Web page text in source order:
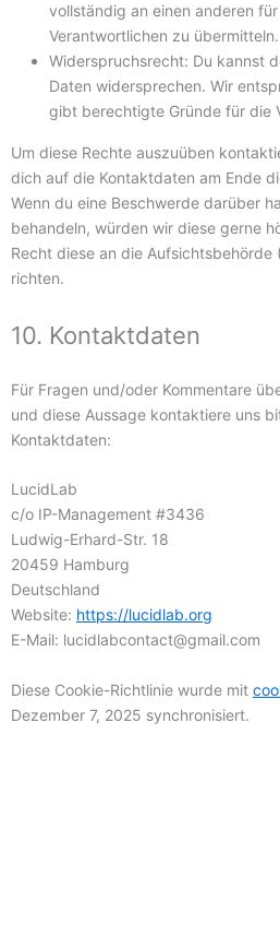
vollständig an einen anderen
Verantwortlichen zu übermitteln.
Widerspruchsrecht: Du kannst
Daten widersprechen. Wir
gibt berechtigte Gründe für die
Um diese Rechte auszuüben
dich auf die Kontaktdaten am Ende
Wenn du eine Beschwerde darüber
behandeln, würden wir diese gerne
Recht diese an die
richten.
10. Kontaktdaten
Für Fragen und/oder Kommentare
und diese Aussage kontaktiere uns
Kontaktdaten:
LucidLab
c/o IP-Management #3436
Ludwig-Erhard-Str. 18
20459 Hamburg
Deutschland
Website: https://lucidlab.org
E-Mail: lucidlabcontact@gmail.com
Diese Cookie-Richtlinie wurde mit
Dezember 7, 2025 synchronisiert.